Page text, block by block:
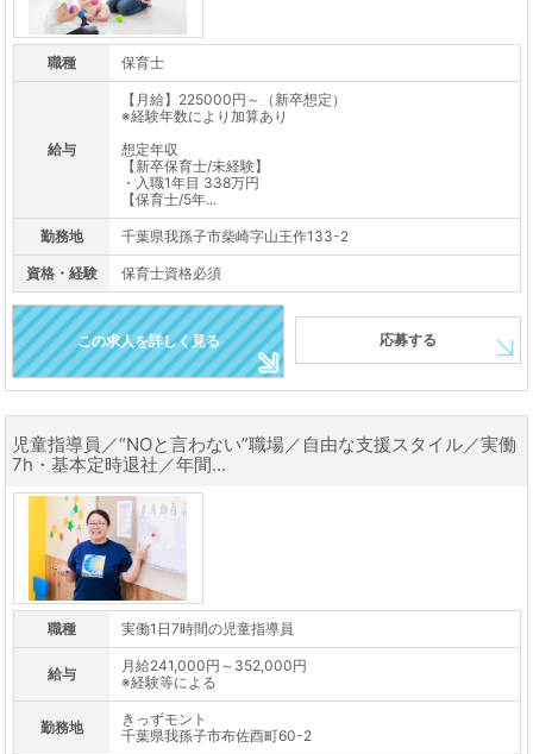
職種 保育士
給与
【月給】225000円～（新卒想定）
※経験年数により加算あり
想定年収
【新卒保育士/未経験】
・入職1年目 338万円
【保育士/5年...
勤務地 千葉県我孫子市柴崎字山王作133-2
資格・経験 保育士資格必須
この求人を詳しく見る 応募する
児童指導員／“NOと言わない”職場／自由な支援スタイル／実働
7h・基本定時退社／年間...
職種 実働1日7時間の児童指導員
給与
月給241,000円～352,000円
※経験等による
勤務地
きっずモント
千葉県我孫子市布佐酉町60-2